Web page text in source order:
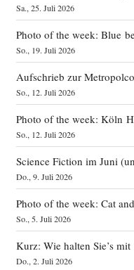
Sa., 25. Juli 2026
Photo of the week: Blue
So., 19. Juli 2026
Aufschrieb zur
So., 12. Juli 2026
Photo of the week: Köln
So., 12. Juli 2026
Science Fiction im Juni
Do., 9. Juli 2026
Photo of the week: Cat
So., 5. Juli 2026
Kurz: Wie halten Sie’s
Do., 2. Juli 2026